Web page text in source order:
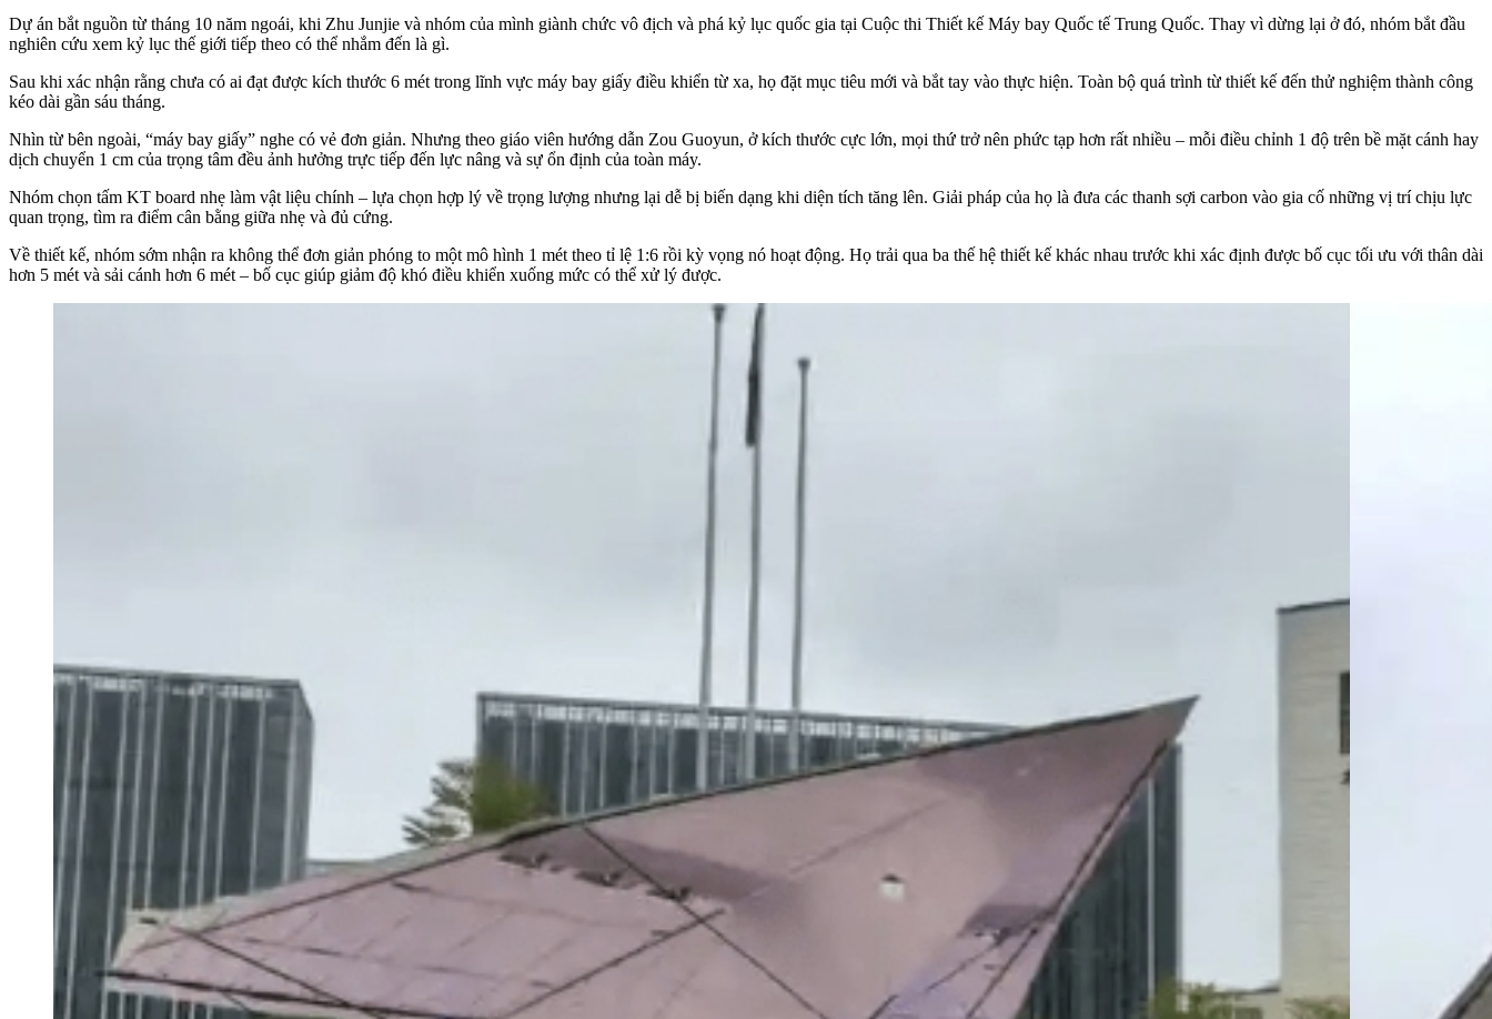
Dự án bắt nguồn từ tháng 10 năm ngoái, khi Zhu Junjie và nhóm của mình giành chức vô địch và phá kỷ lục quốc gia tại Cuộc thi Thiết kế Máy bay Quốc tế Trung Quốc. Thay vì dừng lại ở đó, nhóm bắt đầu
nghiên cứu xem kỷ lục thế giới tiếp theo có thể nhắm đến là gì.
Sau khi xác nhận rằng chưa có ai đạt được kích thước 6 mét trong lĩnh vực máy bay giấy điều khiển từ xa, họ đặt mục tiêu mới và bắt tay vào thực hiện. Toàn bộ quá trình từ thiết kế đến thử nghiệm thành công
kéo dài gần sáu tháng.
Nhìn từ bên ngoài, “máy bay giấy” nghe có vẻ đơn giản. Nhưng theo giáo viên hướng dẫn Zou Guoyun, ở kích thước cực lớn, mọi thứ trở nên phức tạp hơn rất nhiều – mỗi điều chỉnh 1 độ trên bề mặt cánh hay
dịch chuyển 1 cm của trọng tâm đều ảnh hưởng trực tiếp đến lực nâng và sự ổn định của toàn máy.
Nhóm chọn tấm KT board nhẹ làm vật liệu chính – lựa chọn hợp lý về trọng lượng nhưng lại dễ bị biến dạng khi diện tích tăng lên. Giải pháp của họ là đưa các thanh sợi carbon vào gia cố những vị trí chịu lực
quan trọng, tìm ra điểm cân bằng giữa nhẹ và đủ cứng.
Về thiết kế, nhóm sớm nhận ra không thể đơn giản phóng to một mô hình 1 mét theo tỉ lệ 1:6 rồi kỳ vọng nó hoạt động. Họ trải qua ba thế hệ thiết kế khác nhau trước khi xác định được bố cục tối ưu với thân dài
hơn 5 mét và sải cánh hơn 6 mét – bố cục giúp giảm độ khó điều khiển xuống mức có thể xử lý được.